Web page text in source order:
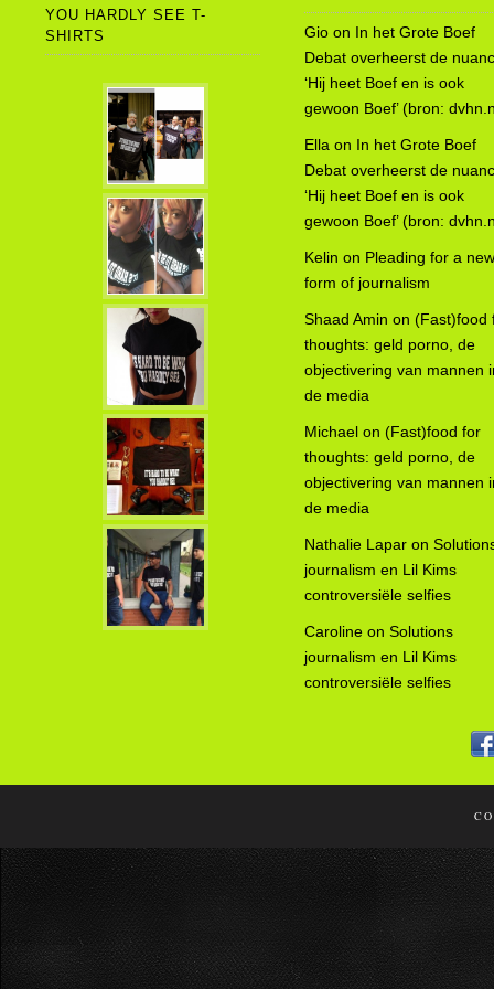
YOU HARDLY SEE T-
SHIRTS
Gio on In het Grote Boef
Debat overheerst de
‘Hij heet Boef en is ook
gewoon Boef’ (bron:
Ella on In het Grote Boef
Debat overheerst de
‘Hij heet Boef en is ook
gewoon Boef’ (bron:
Kelin on Pleading for a new
form of journalism
Shaad Amin on (Fast)food
thoughts: geld porno, de
objectivering van mannen
de media
Michael on (Fast)food for
thoughts: geld porno, de
objectivering van mannen
de media
Nathalie Lapar on
journalism en Lil Kims
controversiële selfies
Caroline on Solutions
journalism en Lil Kims
controversiële selfies